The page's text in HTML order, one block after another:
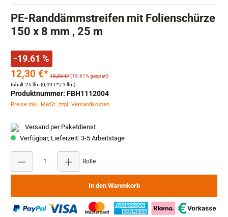
PE-Randdämmstreifen mit Folienschürze
150 x 8 mm , 25 m
-19.61 %
12,30 €* 15,30 €*(19.61% gespart)
Inhalt:25 lfm (0,49 €* / 1 lfm)
Produktnummer: FBH1112004
Preise inkl. MwSt. zzgl. Versandkosten
Versand per Paketdienst
Verfügbar, Lieferzeit: 3-5 Arbeitstage
Rolle
In den Warenkorb